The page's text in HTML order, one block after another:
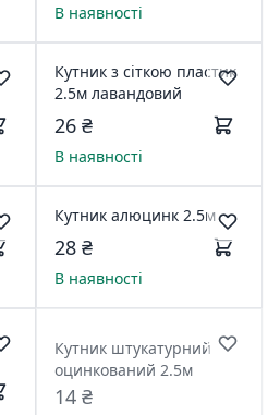
В наявності
Кутник з сіткою пластик
2.5м лавандовий
26 ₴
В наявності
Кутник алюцинк 2.5м
28 ₴
В наявності
Кутник штукатурний
оцинкований 2.5м
14 ₴